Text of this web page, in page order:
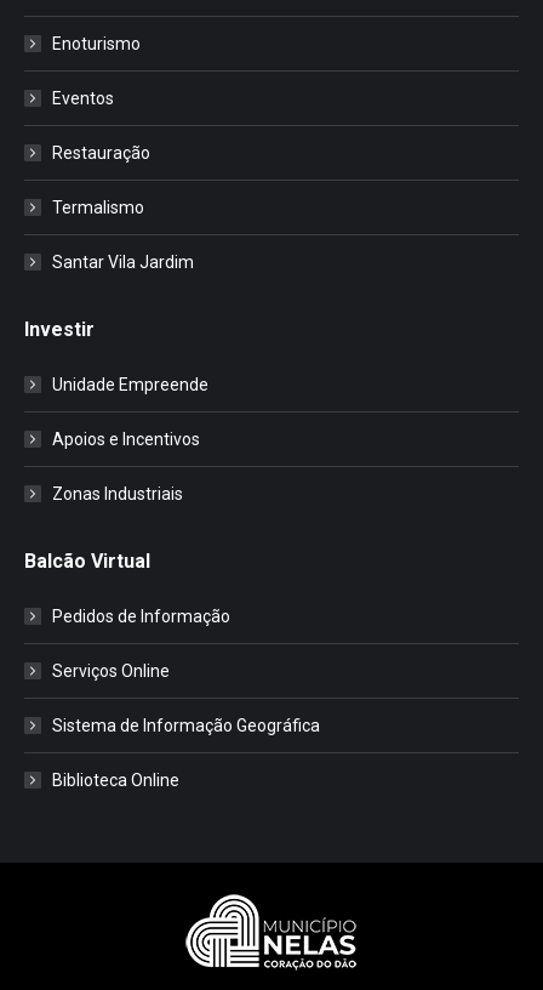
Enoturismo
Eventos
Restauração
Termalismo
Santar Vila Jardim
Investir
Unidade Empreende
Apoios e Incentivos
Zonas Industriais
Balcão Virtual
Pedidos de Informação
Serviços Online
Sistema de Informação Geográfica
Biblioteca Online